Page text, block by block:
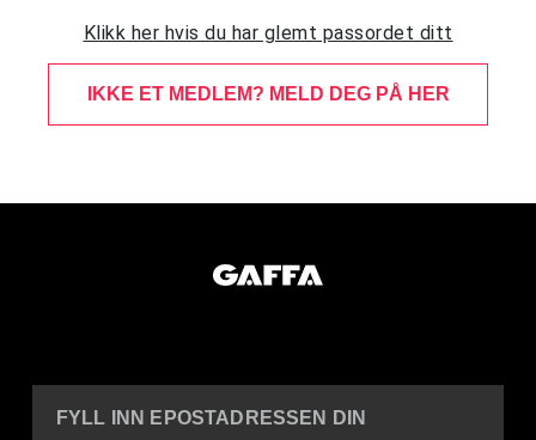
Klikk her hvis du har glemt passordet ditt
IKKE ET MEDLEM? MELD DEG PÅ HER
FYLL INN EPOSTADRESSEN DIN